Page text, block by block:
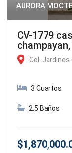
AURORA
CV-1779
Col. Jardines
3 Cuartos
2.5 Baños